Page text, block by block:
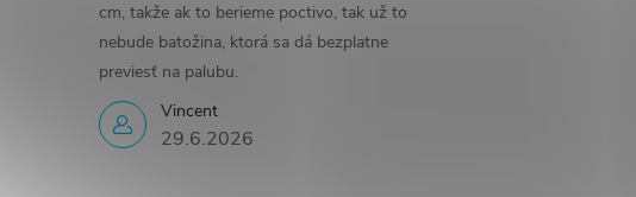
Vincent
29.6.2026
cm, takže ak to berieme poctivo, tak už to
nebude batožina, ktorá sa dá bezplatne
previesť na palubu.